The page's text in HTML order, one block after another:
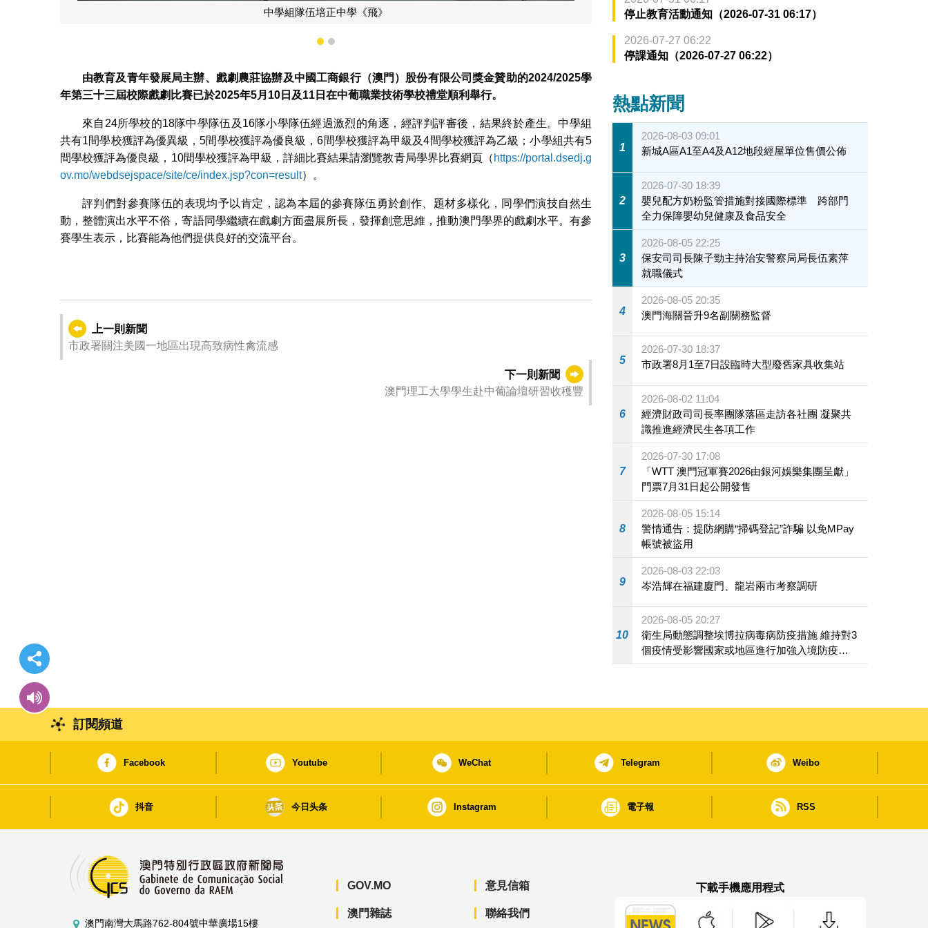
小學組隊伍濠江中學《聰明的小白兔》
1 2
由教育及青年發展局主辦、戲劇農莊協辦及中國工商銀行（澳門）股份有限公司獎金贊助的2024/2025學
年第三十三屆校際戲劇比賽已於2025年5月 10 日及11 日在中葡職業技術學校禮堂順利舉行。
來自24所學校的18隊中學隊伍及16隊小學隊伍經過激烈的角逐，經評判評審後，結果終於產生。中學組
共有1間學校獲評為優異級，5間學校獲評為優良級，6間學校獲評為甲級及4間學校獲評為乙級；小學組共有5
間學校獲評為優良級，10間學校獲評為甲級，詳細比賽結果請瀏覽教青局學界比賽網頁（ https://portal.dsedj.g
ov.mo/webdsejspace/site/ce/index.jsp?con=result）。
評判們對參賽隊伍的表現均予以肯定，認為本屆的參賽隊伍勇於創作、題材多樣化，同學們演技自然生
動，整體演出水平不俗，寄語同學繼續在戲劇方面盡展所長，發揮創意思維，推動澳門學界的戲劇水平。有參
賽學生表示，比賽能為他們提供良好的交流平台。
上一則新聞
市政署關注美國一地區出現高致病性禽流感
下一則新聞
澳門理工大學學生赴中葡論壇研習收穫豐
停止教育活動通知（2026-07-31 06:17）
2026-07-27 06:22
停課通知（2026-07-27 06:22）
熱點新聞
1
2026-08-03 09:01
新城A區A1至A4及A12地段經屋單位售價公佈
2
2026-07-30 18:39
嬰兒配方奶粉監管措施對接國際標準 跨部門
全力保障嬰幼兒健康及食品安全
3
2026-08-05 22:25
保安司司長陳子勁主持治安警察局局長伍素萍
就職儀式
4
2026-08-05 20:35
澳門海關晉升9名副關務監督
5
2026-07-30 18:37
市政署8月1至7日設臨時大型廢舊家具收集站
6
2026-08-02 11:04
經濟財政司司長率團隊落區走訪各社團 凝聚共
識推進經濟民生各項工作
7
2026-07-30 17:08
「WTT 澳門冠軍賽2026由銀河娛樂集團呈獻」
門票7月31日起公開發售
8
2026-08-05 15:14
警情通告：提防網購“掃碼登記”詐騙 以免MPay
帳號被盜用
9
2026-08-03 22:03
岑浩輝在福建廈門、龍岩兩市考察調研
10
2026-08-05 20:27
衛生局動態調整埃博拉病毒病防疫措施 維持對3
個疫情受影響國家或地區進行加強入境防疫措
施
訂閱頻道
Facebook Youtube WeChat Telegram Weibo
抖音 今日头条 Instagram 電子報 RSS
澳門南灣大馬路762-804號中華廣場15樓
GOV.MO
澳門雜誌
意見信箱
聯絡我們
下載手機應用程式